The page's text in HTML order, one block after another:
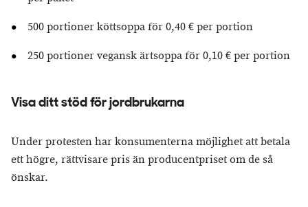
500 portioner köttsoppa för 0,40 € per portion
250 portioner vegansk ärtsoppa för 0,10 € per portion
Visa ditt stöd för jordbrukarna
Under protesten har konsumenterna möjlighet att betala
ett högre, rättvisare pris än producentpriset om de så
önskar.